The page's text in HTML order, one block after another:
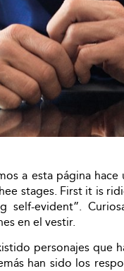
a esta página
stages. First it is
evident”.
en el vestir.
personajes que
han sido los